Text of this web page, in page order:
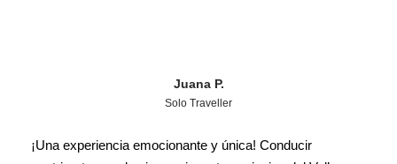
Juana P.
Solo Traveller
¡Una experiencia emocionante y única! Conducir